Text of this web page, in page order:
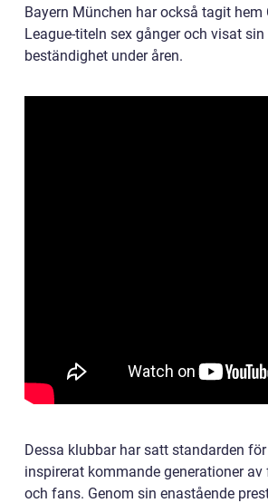
Bayern München har också tagit hem
League-titeln sex gånger och visat
beständighet under åren.
Dessa klubbar har satt standarden
inspirerat kommande generationer
och fans. Genom sin enastående